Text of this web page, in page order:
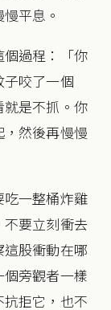
平息。
過程：「你
咬了一個
是不抓。你
然後再慢慢
一整桶炸雞
要立刻衝去
股衝動在哪
旁觀者一樣
拒它，也不